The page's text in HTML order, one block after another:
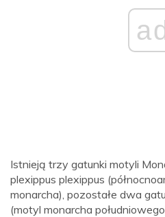
Istnieją trzy gatunki motyli
plexippus plexippus
monarcha), pozostałe dwa
(motyl monarcha